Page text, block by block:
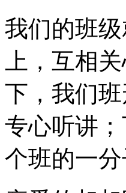
我们的班
上，互相
下，我们
专心听讲
个班的一